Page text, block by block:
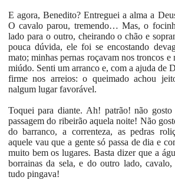
E agora, Benedito? Entreguei a alma a
O cavalo parou, tremendo… Mas, o
lado para o outro, cheirando o chão e
pouca dúvida, ele foi se encostando
mato; minhas pernas roçavam nos troncos
miúdo. Senti um arranco e, com a ajuda de
firme nos arreios: o queimado achou
nalgum lugar favorável.
Toquei para diante. Ah! patrão! não
passagem do ribeirão aquela noite! Não
do barranco, a correnteza, as pedras
aquele vau que a gente só passa de dia e
muito bem os lugares. Basta dizer que a
borrainas da sela, e do outro lado,
tudo pingava!